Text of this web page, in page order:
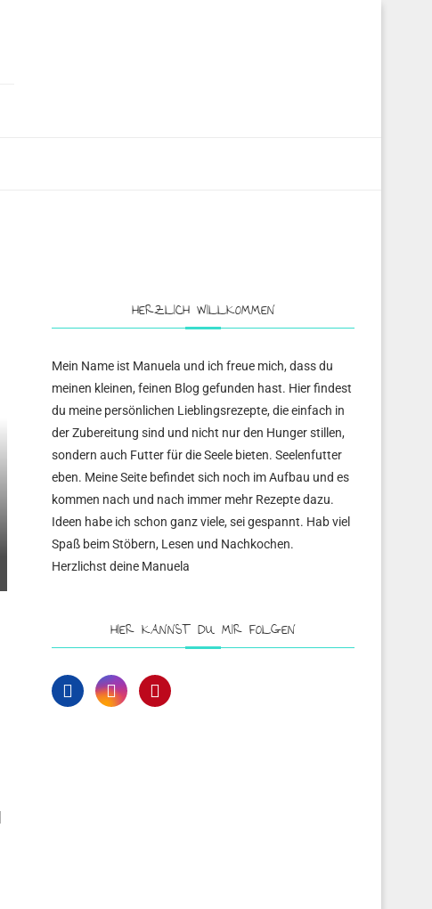
HERZLICH WILLKOMMEN
Mein Name ist Manuela und ich freue mich, dass du
meinen kleinen, feinen Blog gefunden hast. Hier findest
du meine persönlichen Lieblingsrezepte, die einfach in
der Zubereitung sind und nicht nur den Hunger stillen,
sondern auch Futter für die Seele bieten. Seelenfutter
eben. Meine Seite befindet sich noch im Aufbau und es
kommen nach und nach immer mehr Rezepte dazu.
Ideen habe ich schon ganz viele, sei gespannt. Hab viel
Spaß beim Stöbern, Lesen und Nachkochen.
Herzlichst deine Manuela
HIER KANNST DU MIR FOLGEN